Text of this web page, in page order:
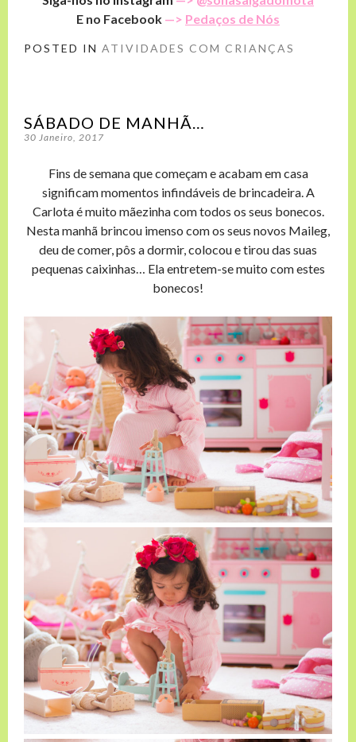
E no Facebook —> Pedaços de Nós
POSTED IN ATIVIDADES COM CRIANÇAS
SÁBADO DE MANHÃ…
30 Janeiro, 2017
Fins de semana que começam e acabam em casa
significam momentos infindáveis de brincadeira. A
Carlota é muito mãezinha com todos os seus bonecos.
Nesta manhã brincou imenso com os seus novos Maileg,
deu de comer, pôs a dormir, colocou e tirou das suas
pequenas caixinhas… Ela entretem-se muito com estes
bonecos!